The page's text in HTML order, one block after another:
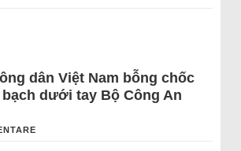
dân Việt Nam bỗng chốc
dưới tay Bộ Công An